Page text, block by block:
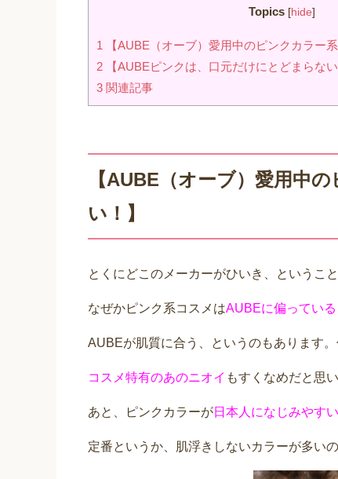
Topics [hide]
1
【AUBE（オーブ）愛用中のピンクカラー
2 【AUBEピンクは、口元だけにとどまらな
3 関連記事
【AUBE（オーブ）愛用中
い！】
とくにどこのメーカーがひいき、というこ
なぜかピンク系コスメはAUBEに偏っている
AUBEが肌質に合う、というのもあります。
コスメ特有のあのニオイ もすくなめだと思い
あと、ピンクカラーが日本人になじみやす
定番というか、肌浮きしないカラーが多いの